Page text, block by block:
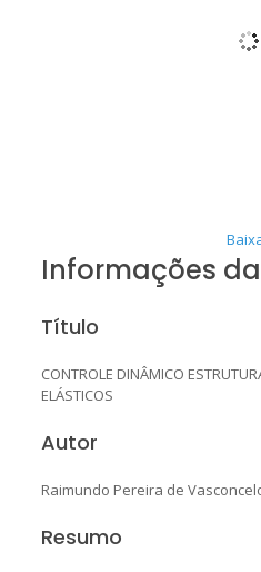
Informações
Título
CONTROLE DINÂMICO
ELÁSTICOS
Autor
Raimundo Pereira de
Resumo